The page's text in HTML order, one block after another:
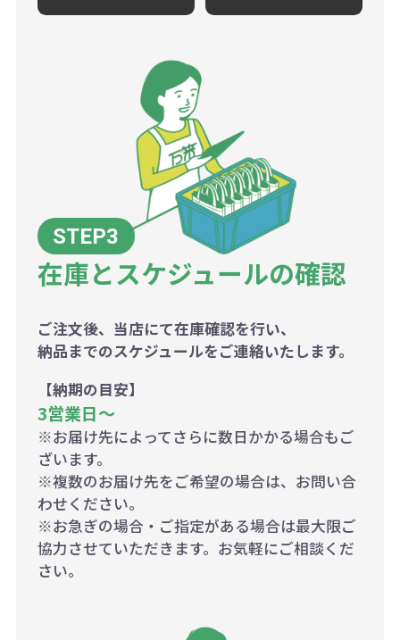
在庫とスケジュールの確認
ご注文後、当店にて在庫確認を行い、
納品までのスケジュールをご連絡いたします。
【納期の目安】
3営業日〜
※お届け先によってさらに数日かかる場合もご
ざいます。
※複数のお届け先をご希望の場合は、お問い合
わせください。
※お急ぎの場合・ご指定がある場合は最大限ご
協力させていただきます。お気軽にご相談くだ
さい。